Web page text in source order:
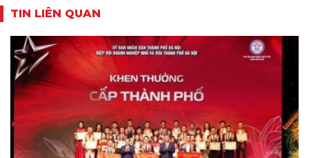
TIN LIÊN QUAN